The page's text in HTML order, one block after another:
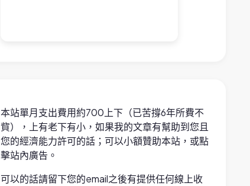
本站單月支出費用約700上下（已苦撐6年所費不
貲），上有老下有小，如果我的文章有幫助到您且
您的經濟能力許可的話；可以小額贊助本站，或點
擊站內廣告。
可以的話請留下您的email之後有提供任何線上收